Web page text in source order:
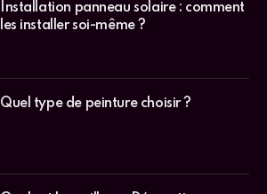
Installation panneau solaire : comment
les installer soi-même ?
Quel type de peinture choisir ?